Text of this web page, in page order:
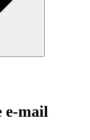
e-mail